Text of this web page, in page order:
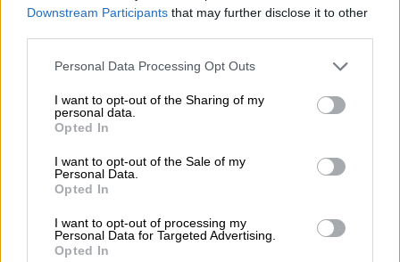
Downstream Participants that may further disclose it to other
Please note that this website/app uses one or more Google
not limited to your visit or usage behaviour. You may click to
grant or deny consent to Google and its third-party tags to
use your data for below specified purposes in below Google
consent section.
Personal Data Processing Opt Outs
I want to opt-out of the Sharing of my
personal data.
Opted In
I want to opt-out of the Sale of my
Personal Data.
Opted In
I want to opt-out of processing my
Personal Data for Targeted Advertising.
Opted In
τόσο από τονΜοχάμεντόσο και από τον
Σαλάχ.
Λένε ότι διακινήθηκαν στο εξωτερικό και
εξαπατήθηκαν από τον Σαλάχγια να
καπνίσουν κρακ
. «Προσπαθούσε να με εθίσει
θέλει», δήλωσε μία από τις γυναίκες στο
BBC. «Είχα γνωρίσει τον
πολύ φιλικός, δεν έμοιαζε καθόλου με τον
αδελφό του».